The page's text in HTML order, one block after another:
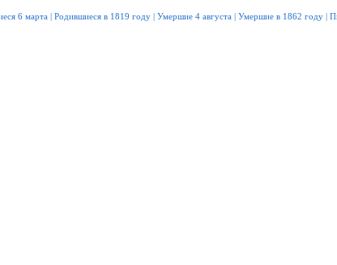
6 марта Родившиеся в 1819 году Умершие 4 августа Умершие в 1862 году